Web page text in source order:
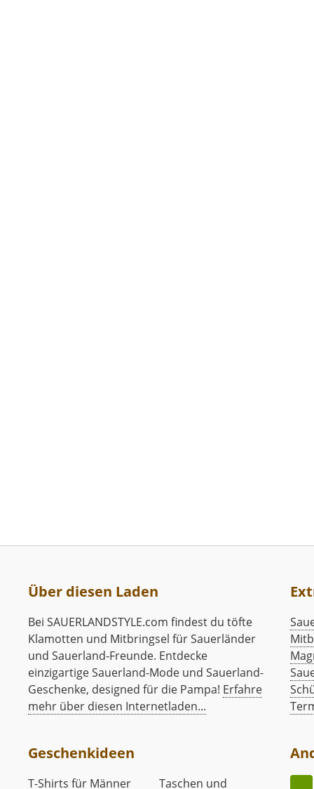
Über diesen Laden
Bei SAUERLANDSTYLE.com findest du töfte
Klamotten und Mitbringsel für Sauerländer
und Sauerland-Freunde. Entdecke
einzigartige Sauerland-Mode und Sauerland-
Geschenke, designed für die Pampa! Erfahre
mehr über diesen Internetladen...
Geschenkideen
T-Shirts für Männer Taschen und